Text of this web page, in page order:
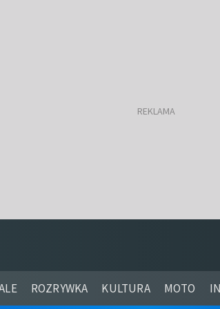
ROZRYWKA KULTURA MOTO